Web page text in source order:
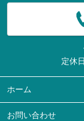
定休
ホーム
お問い合わせ